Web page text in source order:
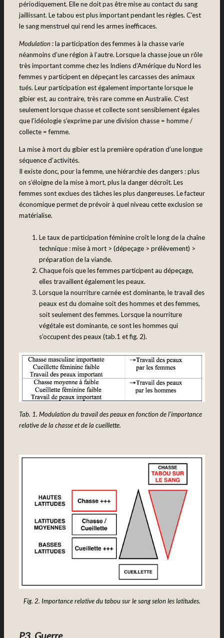
périodiquement. Elle ne doit pas être mise au contact du sang
jaillissant. Le tabou est plus important pendant les règles. C’est
le sang menstruel qui rend les armes inefficaces.
Modulation :la participation des femmes à la chasse varie
néanmoins d’une région à l’autre. Lorsque la chasse joue un rôle
très important comme chez les Indiens d’Amérique du Nord les
femmes y participent en dépeçant les carcasses des animaux
tués. Leur participation est également importante lorsque le
gibier est, au contraire, très rare comme en Australie. C’est
seulement lorsque chasse et collecte sont sensiblement égales
que l’idéologie s’exprime par une division chasse = homme /
collecte = femme.
La mise à mort du gibier est la première opération d’une longue
séquence d’activités.
Il existe donc, pour la femme, une hiérarchie des dangers : plus
on s’éloigne de la mise à mort, plus la danger décroît. Les
femmes sont exclues des tâches les plus dangereuses. Le facteur
économique permet de prévoir à quel niveau cette exclusion se
matérialise.
Le taux de participation féminine croît le long de la chaîne
technique : mise à mort > (dépeçage > prélèvement) >
préparation de la viande.
Chaque fois que les femmes participent au dépeçage,
elles travaillent également les peaux.
Lorsque la nourriture carnée est dominante, le travail des
peaux est du domaine soit des hommes et des femmes,
soit seulement des femmes. Lorsque la nourriture
végétale est dominante, ce sont les hommes qui
s’occupent des peaux (tab.1 et fig. 2).
Tab. 1. Modulation du travail des peaux en fonction de l’importance
relative de la chasse et de la cueillette.
Fig. 2. Importance relative du tabou sur le sang selon les latitudes.
P3. Guerre